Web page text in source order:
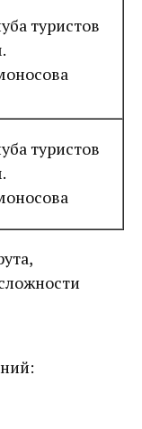
туристов
туристов